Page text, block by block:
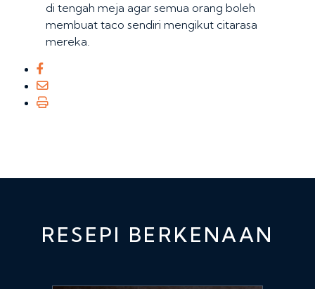
di tengah meja agar semua orang boleh
membuat taco sendiri mengikut citarasa
mereka.
RESEPI BERKENAAN